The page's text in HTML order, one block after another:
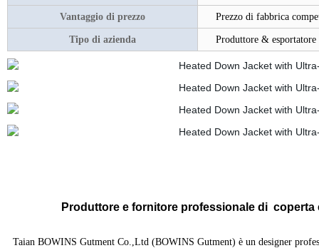
Vantaggio di prezzo Prezzo di fabbrica
Tipo di azienda Produttore & esportatore
Produttore efornitore professionaledi coperta
Taian BOWINS Gutment Co.,Ltd (BOWINS Gutment) è un designer